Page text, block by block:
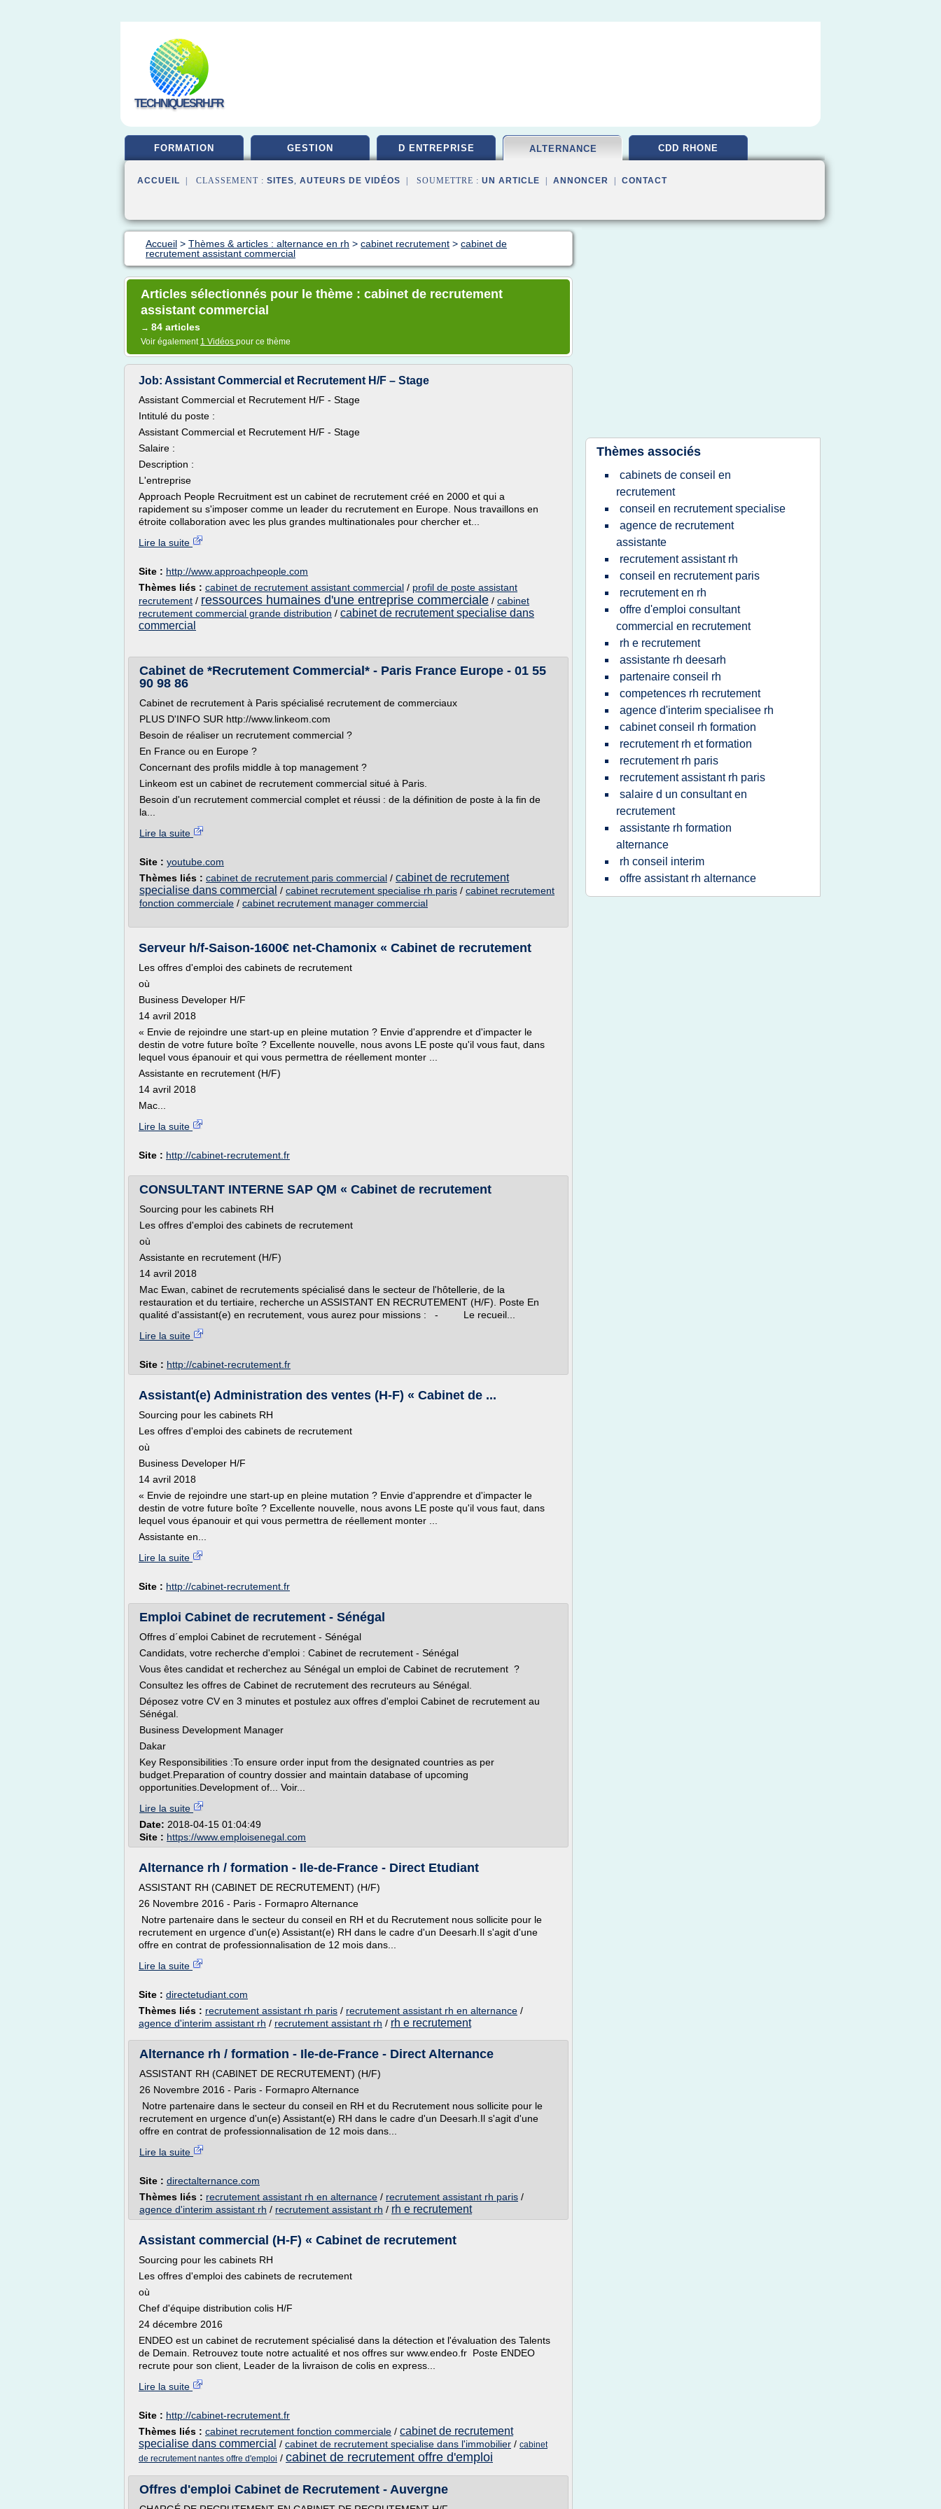
TECHNIQUESRH.FR
FORMATION GESTION D ENTREPRISE ALTERNANCE CDD RHONE
ACCUEIL | CLASSEMENT : SITES, AUTEURS DE VIDÉOS | SOUMETTRE : UN ARTICLE ANNONCER CONTACT
Accueil > Thèmes & articles : alternance en rh > cabinet recrutement > cabinet de
recrutement assistant commercial
Articles sélectionnés pour le thème : cabinet de recrutement
assistant commercial
→ 84 articles
Voir également 1 Vidéos pour ce thème
Job: Assistant Commercial et Recrutement H/F – Stage
Assistant Commercial et Recrutement H/F - Stage
Intitulé du poste :
Assistant Commercial et Recrutement H/F - Stage
Salaire :
Description :
L'entreprise
Approach People Recruitment est un cabinet de recrutement créé en 2000 et qui a
rapidement su s'imposer comme un leader du recrutement en Europe. Nous travaillons en
étroite collaboration avec les plus grandes multinationales pour chercher et...
Lire la suite
Site : http://www.approachpeople.com
Thèmes liés : cabinet de recrutement assistant commercial / profil de poste assistant
recrutement / ressources humaines d'une entreprise commerciale / cabinet
recrutement commercial grande distribution / cabinet de recrutement specialise dans
commercial
Cabinet de *Recrutement Commercial* - Paris France Europe - 01 55
90 98 86
Cabinet de recrutement à Paris spécialisé recrutement de commerciaux
PLUS D'INFO SUR http://www.linkeom.com
Besoin de réaliser un recrutement commercial ?
En France ou en Europe ?
Concernant des profils middle à top management ?
Linkeom est un cabinet de recrutement commercial situé à Paris.
Besoin d'un recrutement commercial complet et réussi : de la définition de poste à la fin de
la...
Lire la suite
Site : youtube.com
Thèmes liés : cabinet de recrutement paris commercial / cabinet de recrutement
specialise dans commercial / cabinet recrutement specialise rh paris / cabinet recrutement
fonction commerciale / cabinet recrutement manager commercial
Serveur h/f-Saison-1600€ net-Chamonix « Cabinet de recrutement
Les offres d'emploi des cabinets de recrutement
où
Business Developer H/F
14 avril 2018
« Envie de rejoindre une start-up en pleine mutation ? Envie d'apprendre et d'impacter le
destin de votre future boîte ? Excellente nouvelle, nous avons LE poste qu'il vous faut, dans
lequel vous épanouir et qui vous permettra de réellement monter ...
Assistante en recrutement (H/F)
14 avril 2018
Mac...
Lire la suite
Site : http://cabinet-recrutement.fr
CONSULTANT INTERNE SAP QM « Cabinet de recrutement
Sourcing pour les cabinets RH
Les offres d'emploi des cabinets de recrutement
où
Assistante en recrutement (H/F)
14 avril 2018
Mac Ewan, cabinet de recrutements spécialisé dans le secteur de l'hôtellerie, de la
restauration et du tertiaire, recherche un ASSISTANT EN RECRUTEMENT (H/F). Poste En
qualité d'assistant(e) en recrutement, vous aurez pour missions : - Le recueil...
Lire la suite
Site : http://cabinet-recrutement.fr
Assistant(e) Administration des ventes (H-F) « Cabinet de ...
Sourcing pour les cabinets RH
Les offres d'emploi des cabinets de recrutement
où
Business Developer H/F
14 avril 2018
« Envie de rejoindre une start-up en pleine mutation ? Envie d'apprendre et d'impacter le
destin de votre future boîte ? Excellente nouvelle, nous avons LE poste qu'il vous faut, dans
lequel vous épanouir et qui vous permettra de réellement monter ...
Assistante en...
Lire la suite
Site : http://cabinet-recrutement.fr
Emploi Cabinet de recrutement - Sénégal
Offres d´emploi Cabinet de recrutement - Sénégal
Candidats, votre recherche d'emploi : Cabinet de recrutement - Sénégal
Vous êtes candidat et recherchez au Sénégal un emploi de Cabinet de recrutement ?
Consultez les offres de Cabinet de recrutement des recruteurs au Sénégal.
Déposez votre CV en 3 minutes et postulez aux offres d'emploi Cabinet de recrutement au
Sénégal.
Business Development Manager
Dakar
Key Responsibilities :To ensure order input from the designated countries as per
budget.Preparation of country dossier and maintain database of upcoming
opportunities.Development of... Voir...
Lire la suite
Date: 2018-04-15 01:04:49
Site : https://www.emploisenegal.com
Alternance rh / formation - Ile-de-France - Direct Etudiant
ASSISTANT RH (CABINET DE RECRUTEMENT) (H/F)
26 Novembre 2016 - Paris - Formapro Alternance
Notre partenaire dans le secteur du conseil en RH et du Recrutement nous sollicite pour le
recrutement en urgence d'un(e) Assistant(e) RH dans le cadre d'un Deesarh.Il s'agit d'une
offre en contrat de professionnalisation de 12 mois dans...
Lire la suite
Site : directetudiant.com
Thèmes liés : recrutement assistant rh paris / recrutement assistant rh en alternance /
agence d'interim assistant rh / recrutement assistant rh / rh e recrutement
Alternance rh / formation - Ile-de-France - Direct Alternance
ASSISTANT RH (CABINET DE RECRUTEMENT) (H/F)
26 Novembre 2016 - Paris - Formapro Alternance
Notre partenaire dans le secteur du conseil en RH et du Recrutement nous sollicite pour le
recrutement en urgence d'un(e) Assistant(e) RH dans le cadre d'un Deesarh.Il s'agit d'une
offre en contrat de professionnalisation de 12 mois dans...
Lire la suite
Site : directalternance.com
Thèmes liés : recrutement assistant rh en alternance / recrutement assistant rh paris /
agence d'interim assistant rh / recrutement assistant rh / rh e recrutement
Assistant commercial (H-F) « Cabinet de recrutement
Sourcing pour les cabinets RH
Les offres d'emploi des cabinets de recrutement
où
Chef d'équipe distribution colis H/F
24 décembre 2016
ENDEO est un cabinet de recrutement spécialisé dans la détection et l'évaluation des Talents
de Demain. Retrouvez toute notre actualité et nos offres sur www.endeo.fr Poste ENDEO
recrute pour son client, Leader de la livraison de colis en express...
Lire la suite
Site : http://cabinet-recrutement.fr
Thèmes liés : cabinet recrutement fonction commerciale / cabinet de recrutement
specialise dans commercial / cabinet de recrutement specialise dans l'immobilier / cabinet
de recrutement nantes offre d'emploi / cabinet de recrutement offre d'emploi
Offres d'emploi Cabinet de Recrutement - Auvergne
Thèmes associés
cabinets de conseil en
recrutement
conseil en recrutement specialise
agence de recrutement
assistante
recrutement assistant rh
conseil en recrutement paris
recrutement en rh
offre d'emploi consultant
commercial en recrutement
rh e recrutement
assistante rh deesarh
partenaire conseil rh
competences rh recrutement
agence d'interim specialisee rh
cabinet conseil rh formation
recrutement rh et formation
recrutement rh paris
recrutement assistant rh paris
salaire d un consultant en
recrutement
assistante rh formation
alternance
rh conseil interim
offre assistant rh alternance